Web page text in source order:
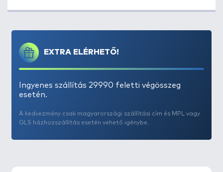
EXTRA ELÉRHETŐ!
Ingyenes szállítás 29990 feletti végösszeg
esetén.
A kedvezmény csak magyarországi szállítási cím és MPL vagy
GLS házhozszállítás esetén vehető igénybe.